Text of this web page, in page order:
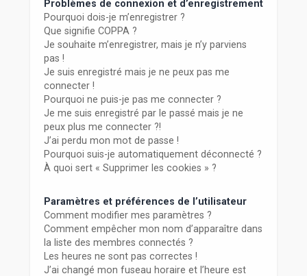
Problèmes de connexion et d’enregistrement
Pourquoi dois-je m’enregistrer ?
Que signifie COPPA ?
Je souhaite m’enregistrer, mais je n’y parviens
pas !
Je suis enregistré mais je ne peux pas me
connecter !
Pourquoi ne puis-je pas me connecter ?
Je me suis enregistré par le passé mais je ne
peux plus me connecter ?!
J’ai perdu mon mot de passe !
Pourquoi suis-je automatiquement déconnecté ?
À quoi sert « Supprimer les cookies » ?
Paramètres et préférences de l’utilisateur
Comment modifier mes paramètres ?
Comment empêcher mon nom d’apparaître dans
la liste des membres connectés ?
Les heures ne sont pas correctes !
J’ai changé mon fuseau horaire et l’heure est